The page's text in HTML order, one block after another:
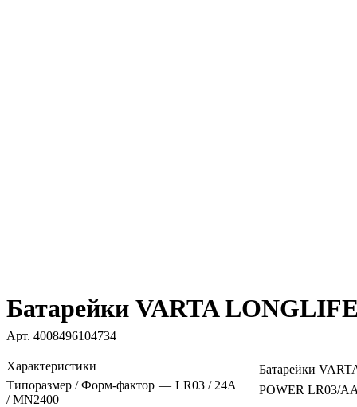
Батарейки VARTA
Арт. 4008496104734
Характеристики
Типоразмер / Форм-фактор — LR03 / 24A
/ MN2400
Батарейки
POWER LR03/